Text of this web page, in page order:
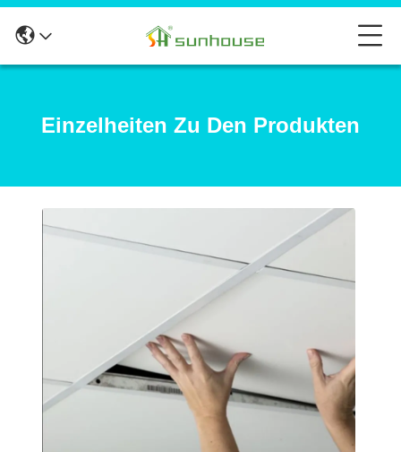
Einzelheiten Zu Den Produkten